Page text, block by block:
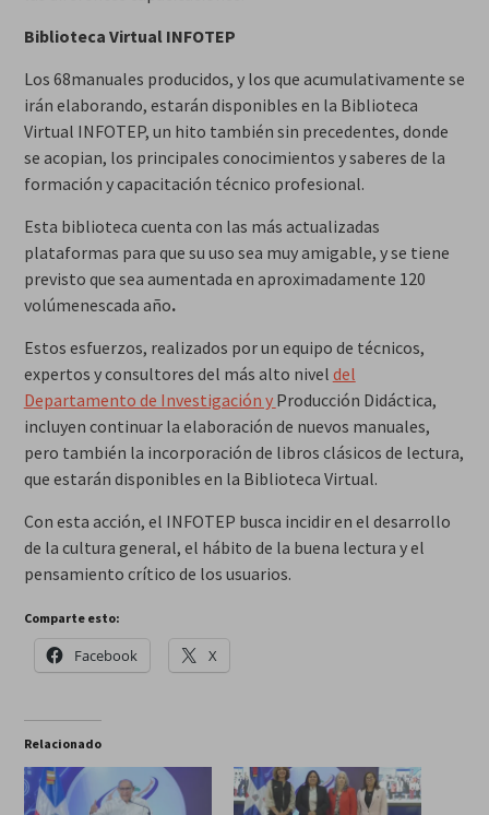
Biblioteca Virtual INFOTEP
Los 68manuales producidos, y los que acumulativamente se
irán elaborando, estarán disponibles en la Biblioteca
Virtual INFOTEP, un hito también sin precedentes, donde
se acopian, los principales conocimientos y saberes de la
formación y capacitación técnico profesional.
Esta biblioteca cuenta con las más actualizadas
plataformas para que su uso sea muy amigable, y se tiene
previsto que sea aumentada en aproximadamente 120
volúmenescada año.
Estos esfuerzos, realizados por un equipo de técnicos,
expertos y consultores del más alto nivel del
Departamento de Investigación y Producción Didáctica,
incluyen continuar la elaboración de nuevos manuales,
pero también la incorporación de libros clásicos de lectura,
que estarán disponibles en la Biblioteca Virtual.
Con esta acción, el INFOTEP busca incidir en el desarrollo
de la cultura general, el hábito de la buena lectura y el
pensamiento crítico de los usuarios.
Comparte esto:
Facebook X
Relacionado